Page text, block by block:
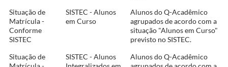
Situação de
Matrícula -
Conforme
SISTEC
SISTEC - Alunos
em Curso
Alunos do Q-Acadêmico
agrupados de acordo com a
situação "Alunos em Curso"
previsto no SISTEC.
Situação de
SISTEC - Alunos
Alunos do Q-Acadêmico